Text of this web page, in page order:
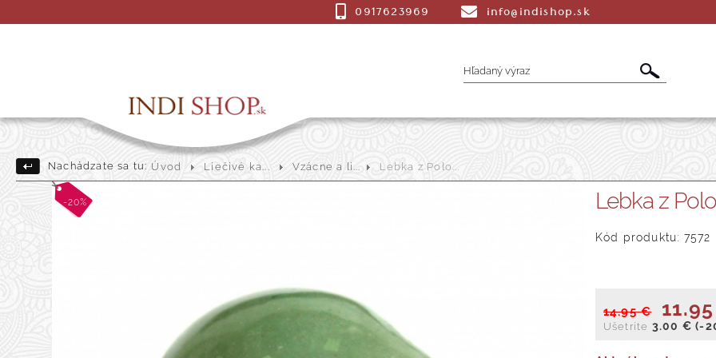
0917623969 info@indishop.sk
Drevené Sošky Indické Vonné tyčinky
Peňaženky a Tašky
Nachádzate sa tu: Úvod Liečivé ka... Vzácne a li... Lebka z Polo...
-20% Lebka z
Kód produktu: 7572
14.95 €
Ušetríte 3.00 € (-